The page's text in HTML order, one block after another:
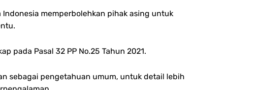
memperbolehkan pihak asing untuk
pada Pasal 32 PP No.25 Tahun 2021.
sebagai pengetahuan umum, untuk detail lebih